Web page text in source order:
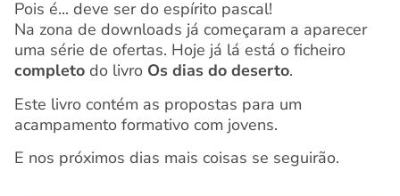
Pois é... deve ser do espírito pascal!
Na zona de downloads já começaram a aparecer
uma série de ofertas. Hoje já lá está o ficheiro
completo do livro Os dias do deserto.
Este livro contém as propostas para um
acampamento formativo com jovens.
E nos próximos dias mais coisas se seguirão.